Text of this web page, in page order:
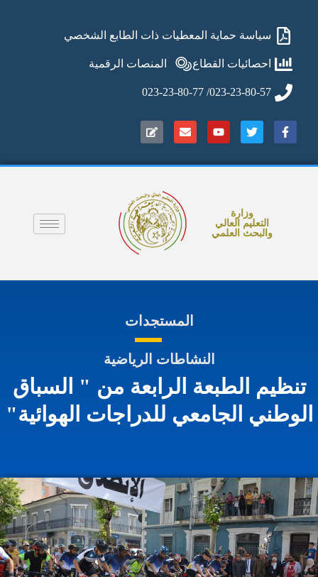
سياسة حماية المعطيات ذات الطابع الشخصي
احصائيات القطاع المنصات الرقمية
023-23-80-57/ 023-23-80-77
وزارة
التعليم العالي
والبحث العلمي
المستجدات
النشاطات الرياضية
تنظيم الطبعة الرابعة من " السباق
الوطني الجامعي للدراجات الهوائية"